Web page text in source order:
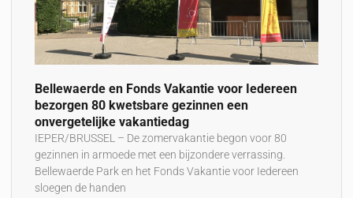
Bellewaerde en Fonds Vakantie voor Iedereen
bezorgen 80 kwetsbare gezinnen een
onvergetelijke vakantiedag
IEPER/BRUSSEL – De zomervakantie begon voor 80
gezinnen in armoede met een bijzondere verrassing.
Bellewaerde Park en het Fonds Vakantie voor Iedereen
sloegen de handen